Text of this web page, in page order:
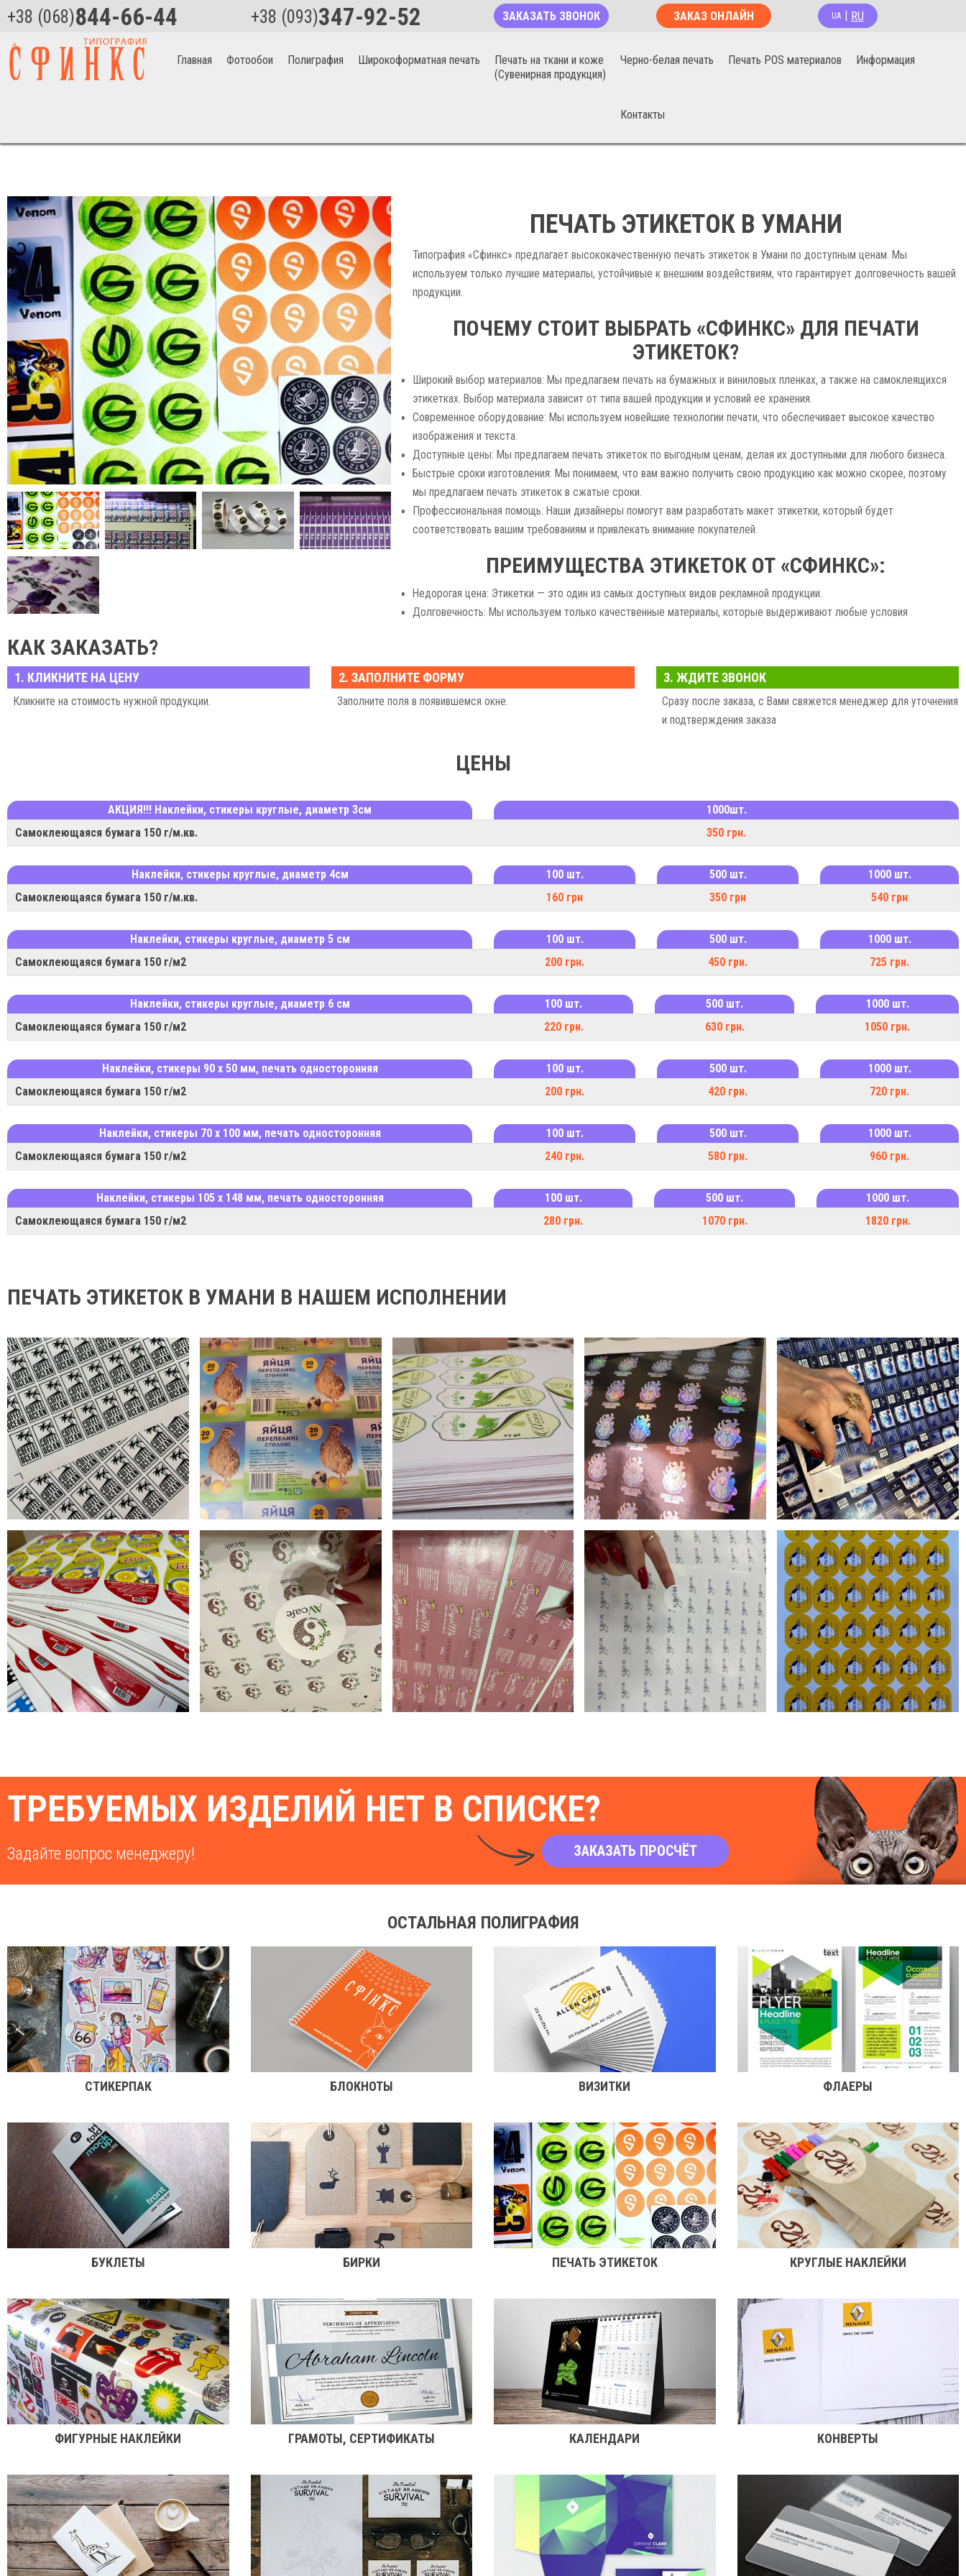
+38 (068)844-66-44 +38 (093)347-92-52 ЗАКАЗАТЬ ЗВОНОК ЗАКАЗ ОНЛАЙН UA RU
Главная Фотообои Полиграфия Широкоформатная печать
Печать на ткани и коже
(Сувенирная продукция)
Черно-белая печать Печать POS материалов Информация
Контакты
ПЕЧАТЬ ЭТИКЕТОК В УМАНИ
Типография «Сфинкс» предлагает высококачественную печать этикеток в Умани по доступным ценам. Мы
используем только лучшие материалы, устойчивые к внешним воздействиям, что гарантирует долговечность вашей
продукции.
ПОЧЕМУ СТОИТ ВЫБРАТЬ «СФИНКС» ДЛЯ ПЕЧАТИ
ЭТИКЕТОК?
Широкий выбор материалов: Мы предлагаем печать на бумажных и виниловых пленках, а также на самоклеящихся
этикетках. Выбор материала зависит от типа вашей продукции и условий ее хранения.
Современное оборудование: Мы используем новейшие технологии печати, что обеспечивает высокое качество
изображения и текста.
Доступные цены: Мы предлагаем печать этикеток по выгодным ценам, делая их доступными для любого бизнеса.
Быстрые сроки изготовления: Мы понимаем, что вам важно получить свою продукцию как можно скорее, поэтому
мы предлагаем печать этикеток в сжатые сроки.
Профессиональная помощь: Наши дизайнеры помогут вам разработать макет этикетки, который будет
соответствовать вашим требованиям и привлекать внимание покупателей.
ПРЕИМУЩЕСТВА ЭТИКЕТОК ОТ «СФИНКС»:
Недорогая цена: Этикетки — это один из самых доступных видов рекламной продукции.
Долговечность: Мы используем только качественные материалы, которые выдерживают любые условия
вашего бренда.
Быстрое изготовление: Мы можем напечатать ваши этикетки в кратчайшие сроки.
КАК ЗАКАЗАТЬ?
1. КЛИКНИТЕ НА ЦЕНУ
Кликните на стоимость нужной продукции.
2. ЗАПОЛНИТЕ ФОРМУ
Заполните поля в появившемся окне.
3. ЖДИТЕ ЗВОНОК
Сразу после заказа, с Вами свяжется менеджер для уточнения
и подтверждения заказа
ЦЕНЫ
АКЦИЯ!!! Наклейки, стикеры круглые, диаметр 3см
1000шт.
Самоклеющаяся бумага 150 г/м.кв.
350 грн.
Наклейки, стикеры круглые, диаметр 4см 100 шт. 500 шт.
1000 шт.
Самоклеющаяся бумага 150 г/м.кв.
160 грн 350 грн 540 грн
Наклейки, стикеры круглые, диаметр 5 см 100 шт. 500 шт.
1000 шт.
Самоклеющаяся бумага 150 г/м2
200 грн. 450 грн. 725 грн.
Наклейки, стикеры круглые, диаметр 6 см 100 шт. 500 шт.
1000 шт.
Самоклеющаяся бумага 150 г/м2
220 грн. 630 грн. 1050 грн.
Наклейки, стикеры 90 х 50 мм, печать односторонняя 100 шт. 500 шт.
1000 шт.
Самоклеющаяся бумага 150 г/м2
200 грн. 420 грн. 720 грн.
Наклейки, стикеры 70 х 100 мм, печать односторонняя 100 шт. 500 шт.
1000 шт.
Самоклеющаяся бумага 150 г/м2
240 грн. 580 грн. 960 грн.
Наклейки, стикеры 105 х 148 мм, печать односторонняя 100 шт. 500 шт.
1000 шт.
Самоклеющаяся бумага 150 г/м2
280 грн. 1070 грн. 1820 грн.
ПЕЧАТЬ ЭТИКЕТОК В УМАНИ В НАШЕМ ИСПОЛНЕНИИ
ТРЕБУЕМЫХ ИЗДЕЛИЙ НЕТ В СПИСКЕ?
Задайте вопрос менеджеру! ЗАКАЗАТЬ ПРОСЧЁТ
ОСТАЛЬНАЯ ПОЛИГРАФИЯ
СТИКЕРПАК БЛОКНОТЫ ВИЗИТКИ ФЛАЕРЫ
БУКЛЕТЫ БИРКИ ПЕЧАТЬ ЭТИКЕТОК КРУГЛЫЕ НАКЛЕЙКИ
ФИГУРНЫЕ НАКЛЕЙКИ ГРАМОТЫ, СЕРТИФИКАТЫ КАЛЕНДАРИ КОНВЕРТЫ